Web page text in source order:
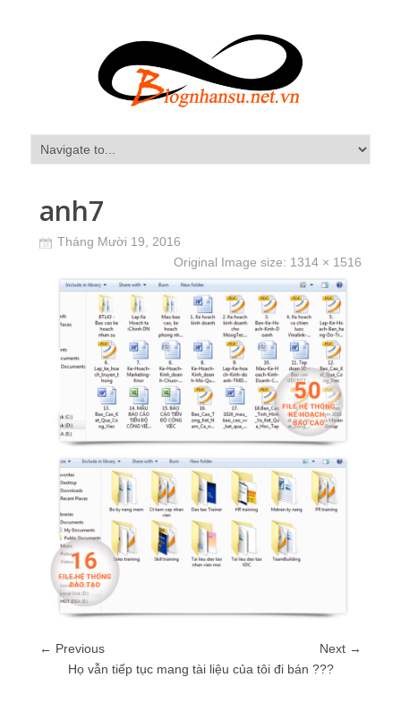
anh7
Tháng Mười 19, 2016
Original Image size: 1314 × 1516
← Previous
Next →
Họ vẫn tiếp tục mang tài liệu của tôi đi bán ???